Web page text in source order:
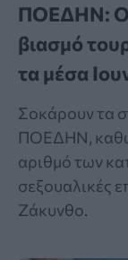
ΠΟΕΔΗΝ:
βιασμό
τα μέσα
Σοκάρουν τα
ΠΟΕΔΗΝ,
αριθμό των
σεξουαλικές
Ζάκυνθο.